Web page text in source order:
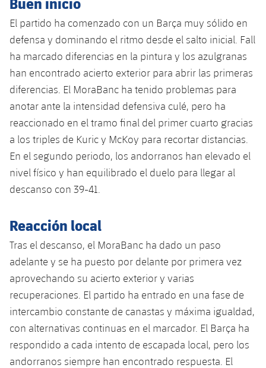
Estadi Johan Cruyff
Barça Cafe
Ciutat Esportiva
La Masia
plusicon
más
Servicios
Accesibilidad
plusicon
más
Acreditaciones
Instalaciones
El partido ha comenzado con un Barça muy sólido en
defensa y dominando el ritmo desde el salto inicial. Fall
ha marcado diferencias en la pintura y los azulgranas
han encontrado acierto exterior para abrir las primeras
diferencias. El MoraBanc ha tenido problemas para
anotar ante la intensidad defensiva culé, pero ha
reaccionado en el tramo final del primer cuarto gracias
a los triples de Kuric y McKoy para recortar distancias.
En el segundo periodo, los andorranos han elevado el
nivel físico y han equilibrado el duelo para llegar al
descanso con 39-41.
Reacción local
Tras el descanso, el MoraBanc ha dado un paso
adelante y se ha puesto por delante por primera vez
aprovechando su acierto exterior y varias
recuperaciones. El partido ha entrado en una fase de
intercambio constante de canastas y máxima igualdad,
con alternativas continuas en el marcador. El Barça ha
respondido a cada intento de escapada local, pero los
andorranos siempre han encontrado respuesta. El